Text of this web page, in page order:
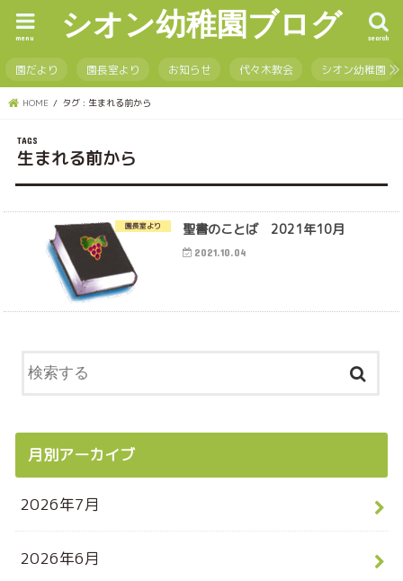
シオン幼稚園ブログ search
menu
園だより 園長室より お知らせ 代々木教会 シオン幼稚園
HOME タグ : 生まれる前から
生まれる前から
園長室より 聖書のことば 2021年10月
2021.10.04
月別アーカイブ
2026年7月
2026年6月